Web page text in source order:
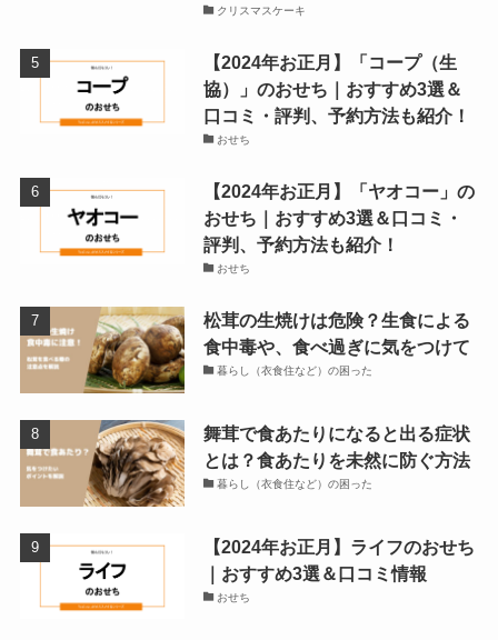
クリスマスケーキ
【2024年お正月】「コープ（生
協）」のおせち｜おすすめ3選＆
口コミ・評判、予約方法も紹介！
おせち
【2024年お正月】「ヤオコー」の
おせち｜おすすめ3選＆口コミ・
評判、予約方法も紹介！
おせち
松茸の生焼けは危険？生食による
食中毒や、食べ過ぎに気をつけて
暮らし（衣食住など）の困った
舞茸で食あたりになると出る症状
とは？食あたりを未然に防ぐ方法
暮らし（衣食住など）の困った
【2024年お正月】ライフのおせち
｜おすすめ3選＆口コミ情報
おせち